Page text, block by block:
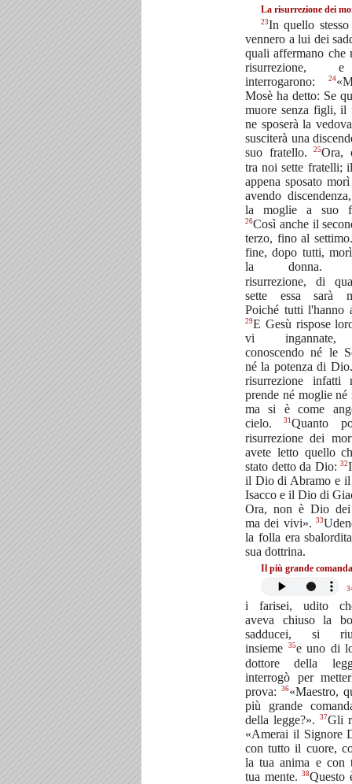
La risurrezione dei
23In quello
vennero a lui dei
quali affermano che
interrogarono:
24
Mosè ha detto: Se
muore senza figli, il
ne sposerà la
susciterà una
suo fratello.25Ora,
tra noi sette fratelli;
appena sposato
avendo
la moglie a suo
26Così anche il
terzo, fino al
fine, dopo tutti,
la
risurrezione, di
sette essa sarà
Poiché tutti l'hanno
29E Gesù rispose
vi
conoscendo né le
né la potenza di
risurrezione infatti
prende né moglie né
ma si è come
cielo.31Quanto
risurrezione dei
avete letto quello
stato detto da Dio:32
il Dio di Abramo e
Isacco e il Dio di
Ora, non è Dio
ma dei vivi». 33
la folla era
sua dottrina.
Il più grande
i farisei, udito
aveva chiuso la
sadducei, si
insieme
35e uno di
dottore della
interrogò per
prova:
36«Maestro,
più grande
della legge?».
37Gli
«Amerai il Signore
con tutto il cuore,
la tua anima e con
tua mente.38Questo